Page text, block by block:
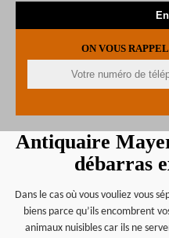
ON VOUS
Antiquaire
débarras
Dans le cas où vous vouliez vous
biens parce qu’ils encombrent
animaux nuisibles car ils ne